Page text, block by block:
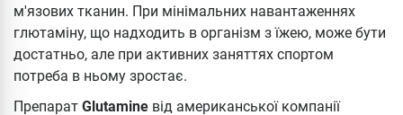
м'язових тканин. При мінімальних навантаженнях
глютаміну, що надходить в організм з їжею, може бути
достатньо, але при активних заняттях спортом
потреба в ньому зростає.
Препарат Glutamine від американської компанії